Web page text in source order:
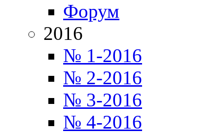
Форум
2016
№ 1-2016
№ 2-2016
№ 3-2016
№ 4-2016